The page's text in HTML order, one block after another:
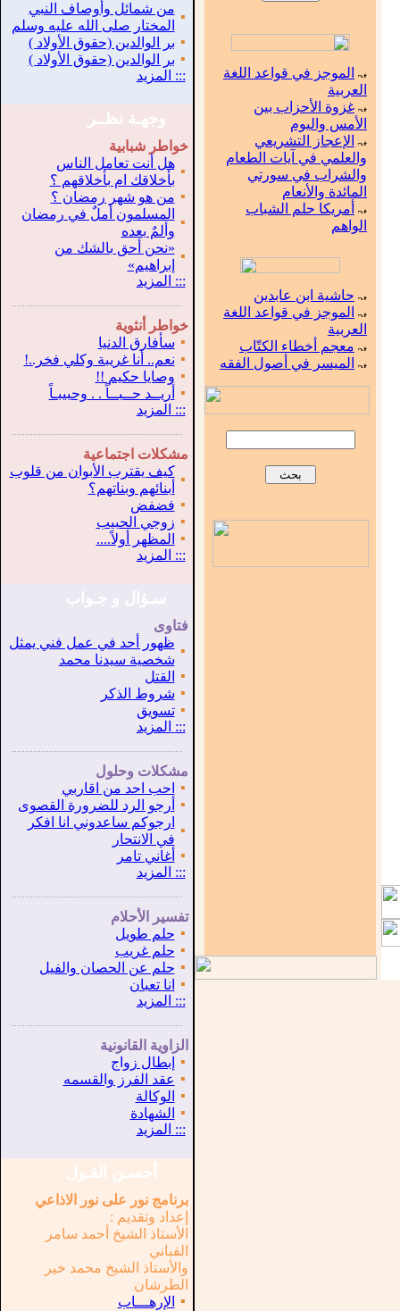
▪
من شمائل وأوصاف النبي
المختار صلى الله عليه وسلم
▪ بر الوالدين (حقوق الأولاد )
▪ بر الوالدين (حقوق الأولاد )
::: المزيد
وجهـة نظــر
خواطر شبابية
▪
هل أنت تعامل الناس
بأخلاقك ام بأخلاقهم ؟
▪ من هو شهر رمضان ؟
▪
المسلمون أملٌ في رمضان
وألمٌ بعده
▪
«نحن أحق بالشك من
إبراهيم»
::: المزيد
خواطر أنثوية
▪ سأفارق الدنيا
▪ نعم.. أنا غريبة وكلي فخر..!
▪ وصايا حكيم !!
▪
أريــد حــبــاً . . وحبيبـاً
::: المزيد
مشكلات اجتماعية
▪
كيف يقترب الأبوان من قلوب
أبنائهم وبناتهم؟
▪ فضفض
▪ زوجي الحبيب
▪
المظهر أولاً....
::: المزيد
فتاوى
▪
ظهور أحد في عمل فني يمثل
شخصية سيدنا محمد
▪
القتل
▪ شروط الذكر
▪ تسويق
::: المزيد
مشكلات وحلول
▪
احب احد من اقاربي
▪
أرجو الرد للضرورة القصوى
▪
ارجوكم ساعدوني انا افكر
في الانتحار
▪ أغاني تامر
::: المزيد
تفسير الأحلام
▪ حلم طويل
▪ حلم غريب
▪ حلم عن الحصان والفيل
▪
انا تعبان
::: المزيد
الزاوية القانونية
▪
إبطال زواج
▪ عقد الفرز والقسمه
▪
الوكالة
▪
الشهادة
::: المزيد
أحسـن القـول
برنامج نور على نور الاذاعي
إعداد وتقديم :
الأستاذ الشيخ أحمد سامر
القباني
والأستاذ الشيخ محمد خير
الطرشان
▪
الإرهـــاب
الموجز في قواعد اللغة
العربية
غزوة الأحزاب بين
الأمس واليوم
الإعجاز التشريعي
والعلمي في آيات الطعام
والشراب في سورتي
المائدة والأنعام
أمريكا حلم الشباب
الواهم
حاشية ابن عابدين
الموجز في قواعد اللغة
العربية
معجم أخطاء الكتّاب
الميسر في أصول الفقه